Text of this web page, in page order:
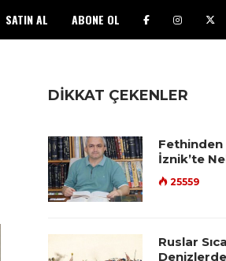
SATIN AL ABONE OL
DİKKAT ÇEKENLER
Fethinden
İznik’te
25559
Ruslar
Denizlerde